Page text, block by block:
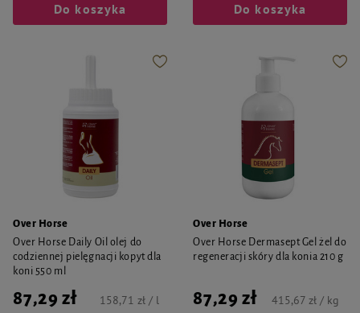
Do koszyka Do koszyka
Over Horse
Over Horse Daily Oil olej do
codziennej pielęgnacji kopyt dla
koni 550 ml
87,29 zł 158,71 zł / l
Over Horse
Over Horse Dermasept Gel żel do
regeneracji skóry dla konia 210 g
87,29 zł 415,67 zł / kg